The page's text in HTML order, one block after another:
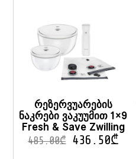
რეზერვუარების
ნაკრები ვაკუუმით 1×9
Fresh & Save Zwilling
485.00₾ 436.50₾